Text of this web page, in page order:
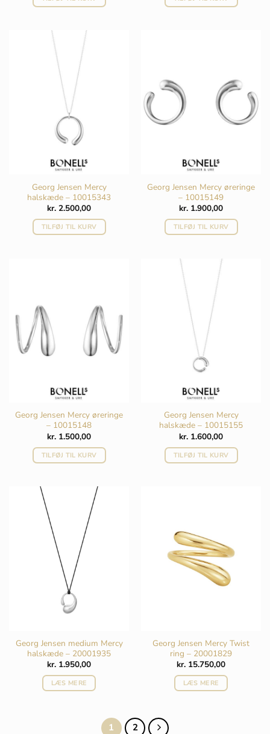
Georg Jensen Mercy
halskæde – 10015343
kr. 2.500,00
TILFØJ TIL KURV
Georg Jensen Mercy øreringe
– 10015149
kr. 1.900,00
TILFØJ TIL KURV
Georg Jensen Mercy øreringe
– 10015148
kr. 1.500,00
TILFØJ TIL KURV
Georg Jensen Mercy
halskæde – 10015155
kr. 1.600,00
TILFØJ TIL KURV
Georg Jensen medium Mercy
halskæde – 20001935
kr. 1.950,00
LÆS MERE
Georg Jensen Mercy Twist
ring – 20001829
kr. 15.750,00
LÆS MERE
1 2